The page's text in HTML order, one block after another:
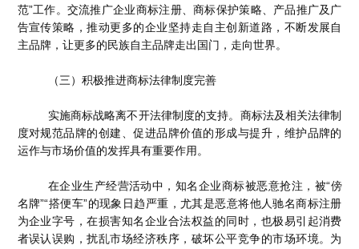
范”工作。交流推广企业商标注册、商标保护策略、产品推广及广
告宣传策略，推动更多的企业坚持走自主创新道路，不断发展自
主品牌，让更多的民族自主品牌走出国门，走向世界。
（三）积极推进商标法律制度完善
实施商标战略离不开法律制度的支持。商标法及相关法律制
度对规范品牌的创建、促进品牌价值的形成与提升，维护品牌的
运作与市场价值的发挥具有重要作用。
在企业生产经营活动中，知名企业商标被恶意抢注，被“傍
名牌”“搭便车”的现象日趋严重，尤其是恶意将他人驰名商标注册
为企业字号，在损害知名企业合法权益的同时，也极易引起消费
者误认误购，扰乱市场经济秩序，破坏公平竞争的市场环境。为